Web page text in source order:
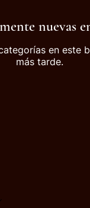
nuevas
en este
más tarde.